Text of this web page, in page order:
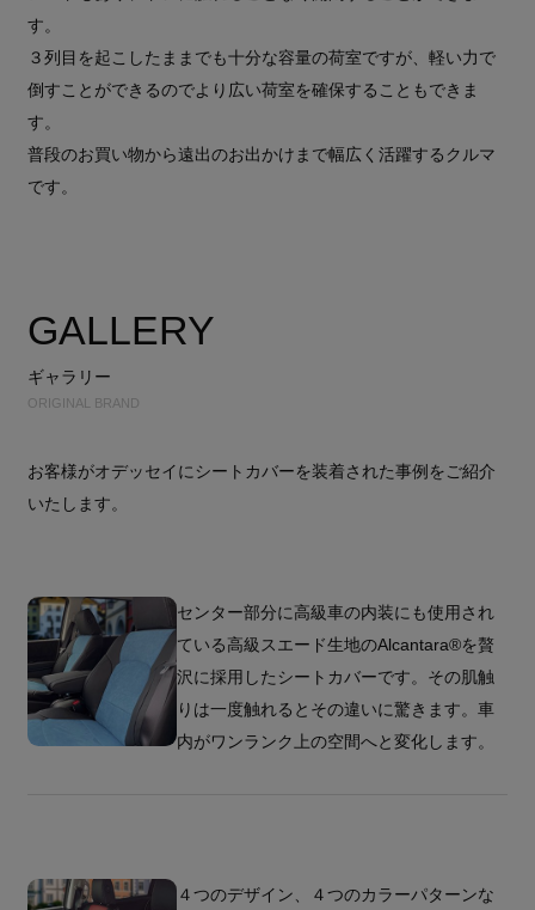
す。
３列目を起こしたままでも十分な容量の荷室ですが、軽い力で
倒すことができるのでより広い荷室を確保することもできま
す。
普段のお買い物から遠出のお出かけまで幅広く活躍するクルマ
です。
GALLERY
ギャラリー
ORIGINAL BRAND
お客様がオデッセイにシートカバーを装着された事例をご紹介
いたします。
センター部分に高級車の内装にも使用され
ている高級スエード生地のAlcantara®を贅
沢に採用したシートカバーです。その肌触
りは一度触れるとその違いに驚きます。車
内がワンランク上の空間へと変化します。
４つのデザイン、４つのカラーパターンな